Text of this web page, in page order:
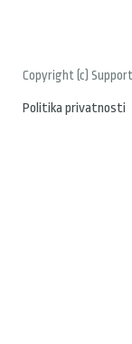
Copyright (c)
Politika privatnosti